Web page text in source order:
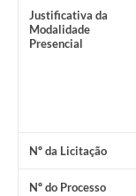
Justificativa da
Modalidade
Presencial
Nº da Licitação
Nº do Processo